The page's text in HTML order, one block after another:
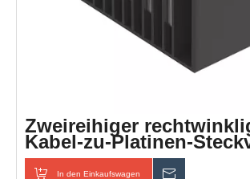
Zweireihiger
Kabel-zu-Platinen-
mit 5,08-mm-Raster
In den Einkaufswagen